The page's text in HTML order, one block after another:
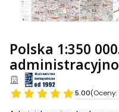
Polska 1:350
5.00(Oceny: